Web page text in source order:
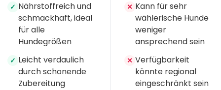
✓ Nährstoffreich und
schmackhaft, ideal
für alle
Hundegrößen
✓ Leicht verdaulich
durch schonende
Zubereitung
✕ Kann für sehr
wählerische Hunde
weniger
ansprechend sein
✕ Verfügbarkeit
könnte regional
eingeschränkt sein